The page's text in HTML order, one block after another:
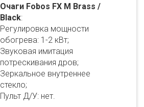
Очаги Fobos FX M Brass /
Black:
Регулировка мощности
обогрева: 1-2 кВт;
Звуковая имитация
потрескивания дров;
Зеркальное внутреннее
стекло;
Пульт Д/У: нет.